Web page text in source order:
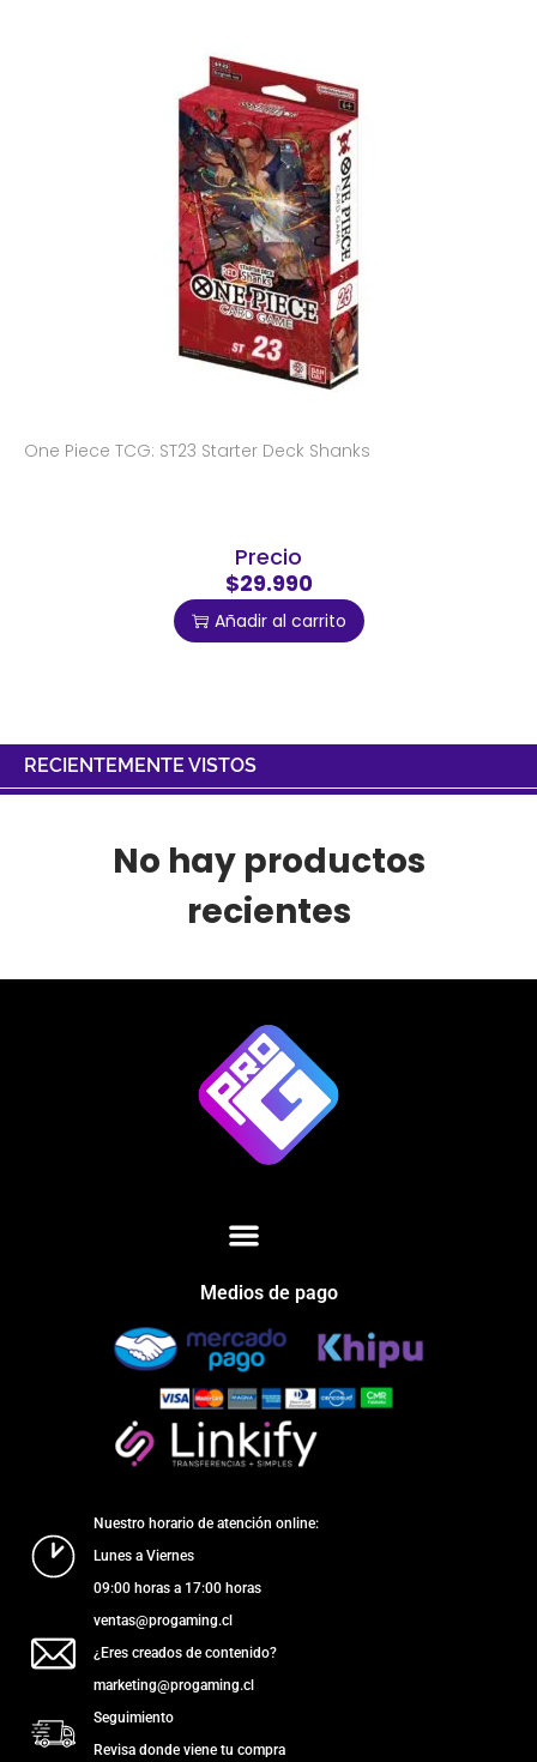
One Piece TCG: ST23 Starter Deck Shanks
Precio
$29.990
Añadir al carrito
RECIENTEMENTE VISTOS
No hay productos
recientes
Medios de pago
Nuestro horario de atención online:
Lunes a Viernes
09:00 horas a 17:00 horas
ventas@progaming.cl
¿Eres creados de contenido?
marketing@progaming.cl
Seguimiento
Revisa donde viene tu compra